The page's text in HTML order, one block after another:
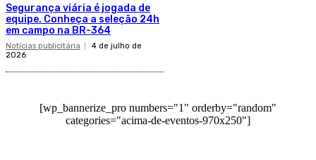
Segurança viária é jogada de
equipe. Conheça a seleção 24h
em campo na BR-364
Notícias publicitária
4 de julho de
2026
[wp_bannerize_pro numbers="1" orderby="random"
categories="acima-de-eventos-970x250"]